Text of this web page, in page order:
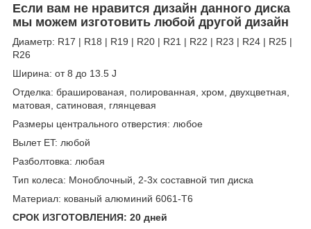
Если вам не нравится дизайн данного диска
мы можем изготовить любой другой дизайн
Диаметр: R17 | R18 | R19 | R20 | R21 | R22 | R23 | R24 | R25 |
R26
Ширина: от 8 до 13.5 J
Отделка: брашированая, полированная, хром, двухцветная,
матовая, сатиновая, глянцевая
Размеры центрального отверстия: любое
Вылет ET: любой
Разболтовка: любая
Тип колеса: Моноблочный, 2-3х составной тип диска
Материал: кованый алюминий 6061-T6
СРОК ИЗГОТОВЛЕНИЯ: 20 дней